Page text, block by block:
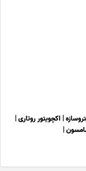
| اکچویتور روتاری|
|